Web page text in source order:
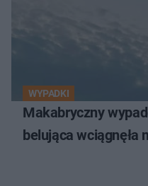
WYPADKI
Makabryczny
belująca wciągnęła